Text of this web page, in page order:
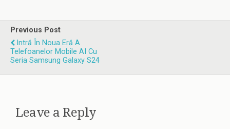
Previous Post
Intră În Noua Eră A
Telefoanelor Mobile AI Cu
Seria Samsung Galaxy S24
Leave a Reply